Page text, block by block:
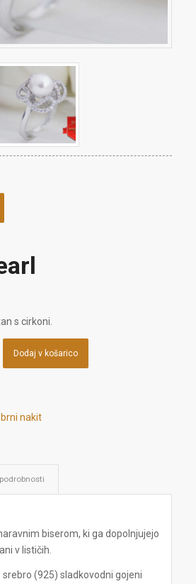
s cirkoni.
Dodaj v košarico
nakit
biserom, ki ga dopolnjujejo
v lističih.
(925) sladkovodni gojeni